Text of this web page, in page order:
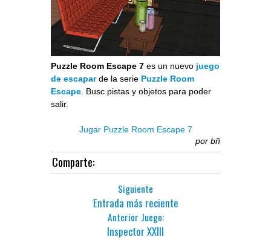
Puzzle Room Escape 7 es un nuevo juego
de escaparde la serie Puzzle Room
Escape . Busc pistas y objetos para poder
salir.
Jugar Puzzle Room Escape 7
por bñ
Comparte:
Siguiente
Entrada más reciente
Anterior Juego:
Inspector XXIII